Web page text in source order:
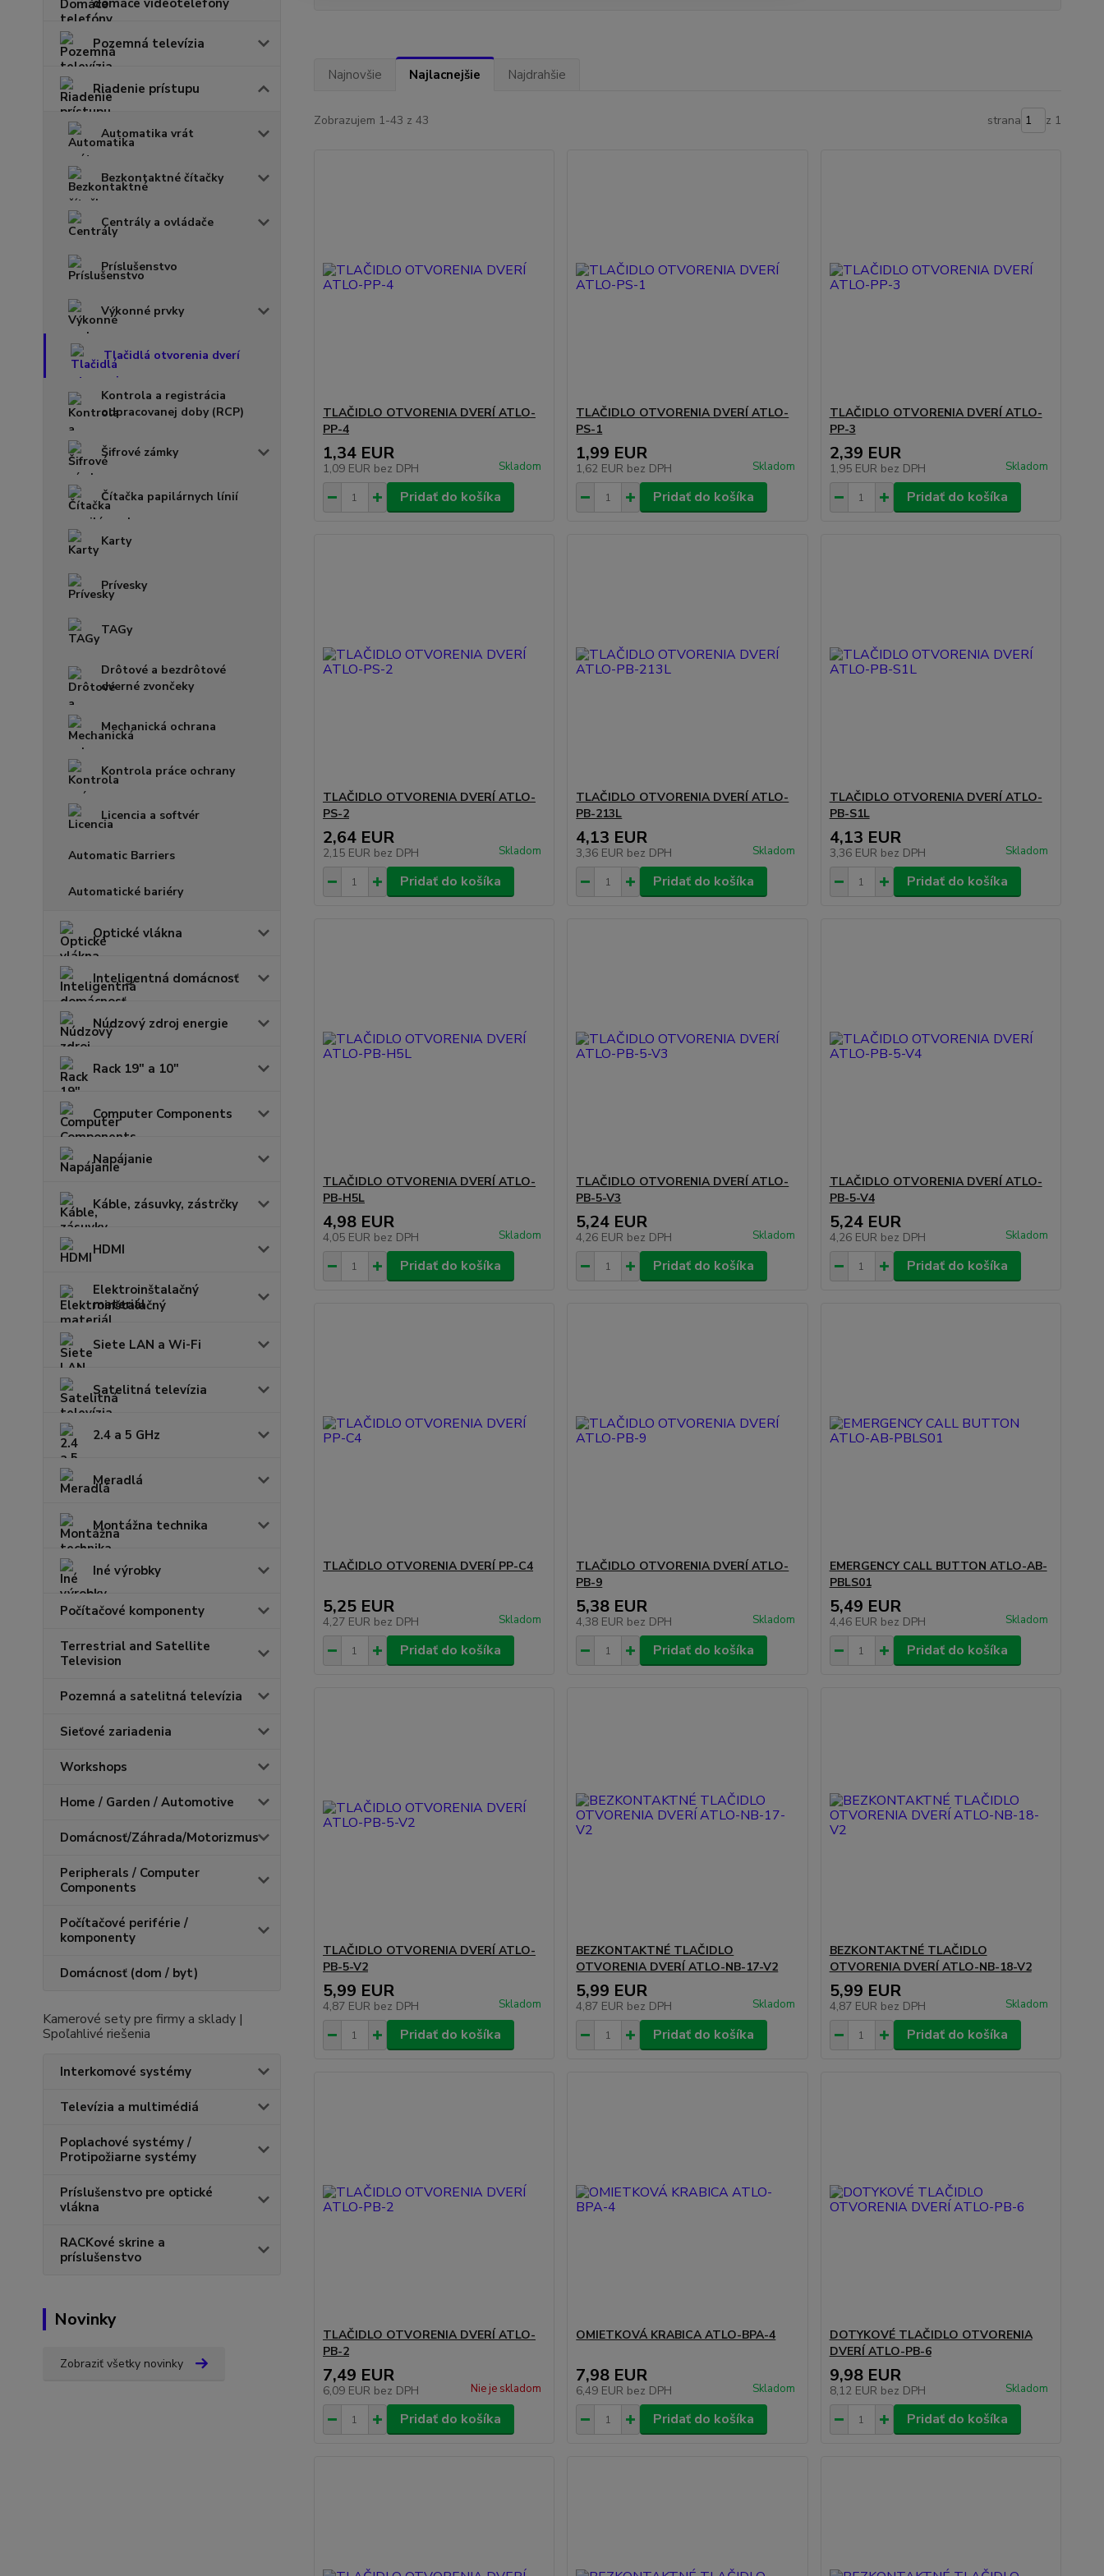
Pozemná televízia
Riadenie prístupu
Automatika vrát
Bezkontaktné čítačky
Centrály a ovládače
Príslušenstvo
Výkonné prvky
Tlačidlá otvorenia dverí
Kontrola a registrácia
odpracovanej doby (RCP)
Šifrové zámky
Čítačka papilárnych línií
Karty
Prívesky
TAGy
Drôtové a bezdrôtové
dverné zvončeky
Mechanická ochrana
Kontrola práce ochrany
Licencia a softvér
Automatic Barriers
Automatické bariéry
Optické vlákna
Inteligentná domácnosť
Núdzový zdroj energie
Rack 19" a 10"
Computer Components
Napájanie
Káble, zásuvky, zástrčky
HDMI
Elektroinštalačný
materiál
Siete LAN a Wi-Fi
Satelitná televízia
2.4 a 5 GHz
Meradlá
Montážna technika
Iné výrobky
Počítačové komponenty
Terrestrial and Satellite
Television
Pozemná a satelitná televízia
Sieťové zariadenia
Workshops
Home / Garden / Automotive
Domácnosť/Záhrada/Motorizmus
Peripherals / Computer
Components
Počítačové periférie /
komponenty
Domácnosť (dom / byt)
Kamerové sety pre firmy a sklady |
Spoľahlivé riešenia
Interkomové systémy
Televízia a multimédiá
Poplachové systémy /
Protipožiarne systémy
Príslušenstvo pre optické
vlákna
RACKové skrine a
príslušenstvo
Novinky
Zobraziť všetky novinky
Najnovšie Najlacnejšie Najdrahšie
Zobrazujem 1-43 z 43 strana z 1
TLAČIDLO OTVORENIA DVERÍ ATLO-
PP-4
1,34 EUR
1,09 EUR bez DPH Skladom
Pridať do košíka
TLAČIDLO OTVORENIA DVERÍ ATLO-
PS-1
1,99 EUR
1,62 EUR bez DPH Skladom
Pridať do košíka
TLAČIDLO OTVORENIA DVERÍ ATLO-
PP-3
2,39 EUR
1,95 EUR bez DPH Skladom
Pridať do košíka
TLAČIDLO OTVORENIA DVERÍ ATLO-
PS-2
2,64 EUR
2,15 EUR bez DPH Skladom
Pridať do košíka
TLAČIDLO OTVORENIA DVERÍ ATLO-
PB-213L
4,13 EUR
3,36 EUR bez DPH Skladom
Pridať do košíka
TLAČIDLO OTVORENIA DVERÍ ATLO-
PB-S1L
4,13 EUR
3,36 EUR bez DPH Skladom
Pridať do košíka
TLAČIDLO OTVORENIA DVERÍ ATLO-
PB-H5L
4,98 EUR
4,05 EUR bez DPH Skladom
Pridať do košíka
TLAČIDLO OTVORENIA DVERÍ ATLO-
PB-5-V3
5,24 EUR
4,26 EUR bez DPH Skladom
Pridať do košíka
TLAČIDLO OTVORENIA DVERÍ ATLO-
PB-5-V4
5,24 EUR
4,26 EUR bez DPH Skladom
Pridať do košíka
TLAČIDLO OTVORENIA DVERÍ PP-C4
5,25 EUR
4,27 EUR bez DPH Skladom
Pridať do košíka
TLAČIDLO OTVORENIA DVERÍ ATLO-
PB-9
5,38 EUR
4,38 EUR bez DPH Skladom
Pridať do košíka
EMERGENCY CALL BUTTON ATLO-AB-
PBLS01
5,49 EUR
4,46 EUR bez DPH Skladom
Pridať do košíka
TLAČIDLO OTVORENIA DVERÍ ATLO-
PB-5-V2
5,99 EUR
4,87 EUR bez DPH Skladom
Pridať do košíka
BEZKONTAKTNÉ TLAČIDLO
OTVORENIA DVERÍ ATLO-NB-17-V2
5,99 EUR
4,87 EUR bez DPH Skladom
Pridať do košíka
BEZKONTAKTNÉ TLAČIDLO
OTVORENIA DVERÍ ATLO-NB-18-V2
5,99 EUR
4,87 EUR bez DPH Skladom
Pridať do košíka
TLAČIDLO OTVORENIA DVERÍ ATLO-
PB-2
7,49 EUR
6,09 EUR bez DPH Nie je skladom
Pridať do košíka
OMIETKOVÁ KRABICA ATLO-BPA-4
7,98 EUR
6,49 EUR bez DPH Skladom
Pridať do košíka
DOTYKOVÉ TLAČIDLO OTVORENIA
DVERÍ ATLO-PB-6
9,98 EUR
8,12 EUR bez DPH Skladom
Pridať do košíka